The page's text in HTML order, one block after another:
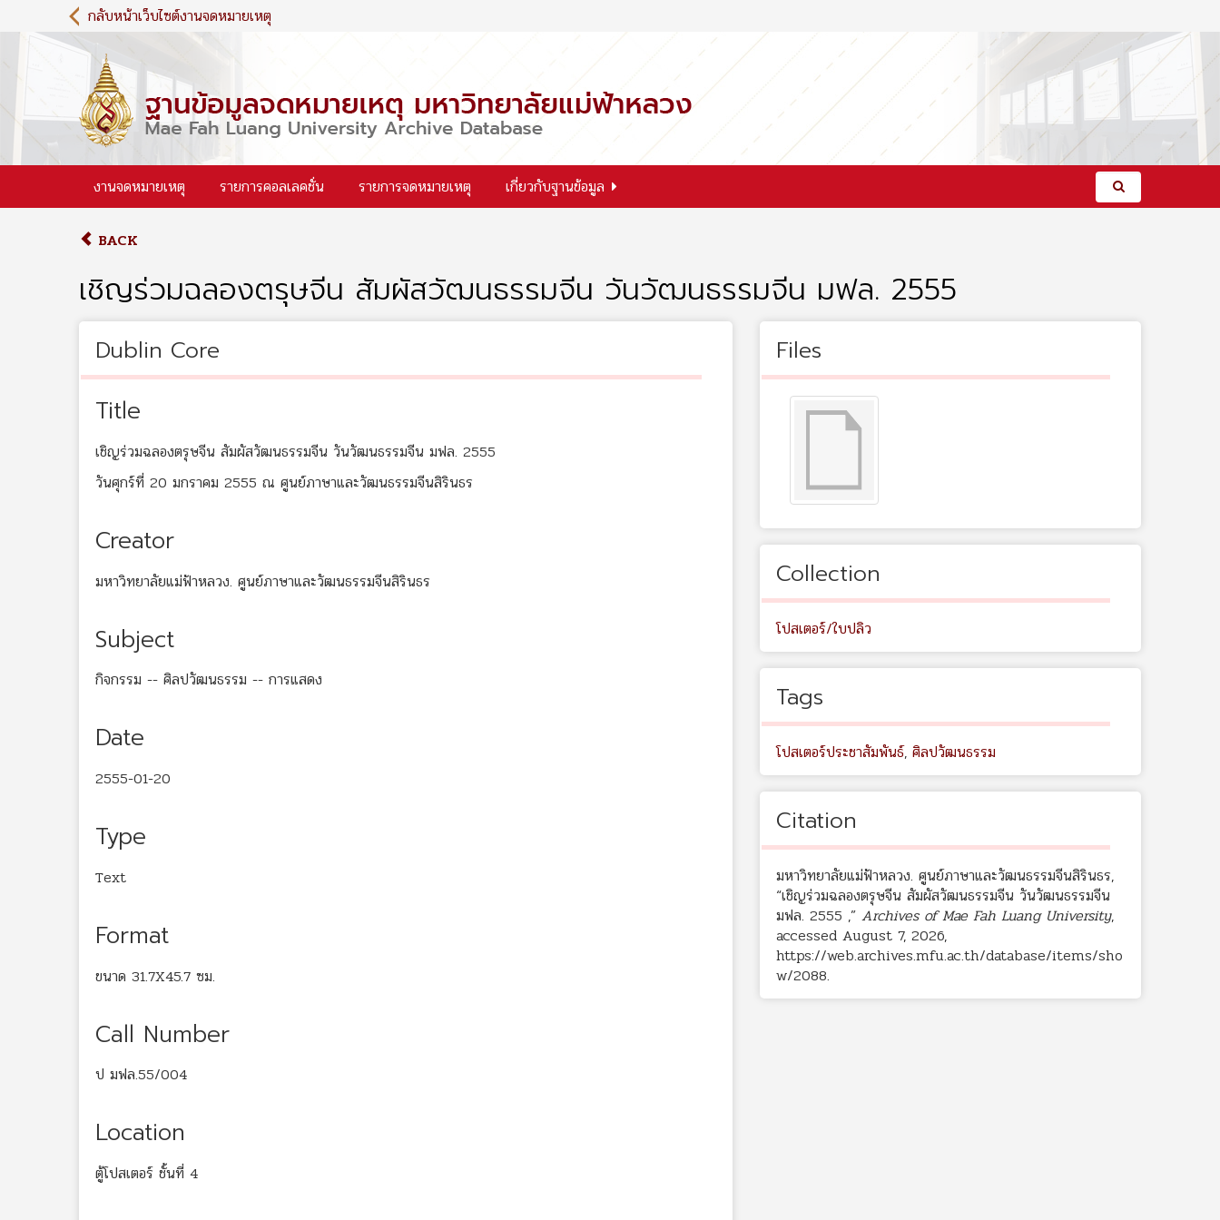
i
c
กลับหน้าเว็บไซต์งานจดหมายเหตุ
งานจดหมายเหตุ รายการคอลเลคชั่น รายการจดหมายเหตุ เกี่ยวกับฐานข้อมูล
BACK
เชิญร่วมฉลองตรุษจีน สัมผัสวัฒนธรรมจีน วันวัฒนธรรมจีน มฟล. 2555
Dublin Core
Title
เชิญร่วมฉลองตรุษจีน สัมผัสวัฒนธรรมจีน วันวัฒนธรรมจีน มฟล. 2555
วันศุกร์ที่ 20 มกราคม 2555 ณ ศูนย์ภาษาและวัฒนธรรมจีนสิรินธร
Creator
มหาวิทยาลัยแม่ฟ้าหลวง. ศูนย์ภาษาและวัฒนธรรมจีนสิรินธร
Subject
กิจกรรม -- ศิลปวัฒนธรรม -- การแสดง
Date
2555-01-20
Type
Text
Format
ขนาด 31.7X45.7 ซม.
Call Number
ป มฟล.55/004
Location
ตู้โปสเตอร์ ชั้นที่ 4
Files
Collection
โปสเตอร์/ใบปลิว
Tags
โปสเตอร์ประชาสัมพันธ์, ศิลปวัฒนธรรม
Citation
มหาวิทยาลัยแม่ฟ้าหลวง. ศูนย์ภาษาและวัฒนธรรมจีนสิรินธร,
“เชิญร่วมฉลองตรุษจีน สัมผัสวัฒนธรรมจีน วันวัฒนธรรมจีน
มฟล. 2555 ,” Archives of Mae Fah Luang University,
accessed August 7, 2026,
https://web.archives.mfu.ac.th/database/items/sho
w/2088.